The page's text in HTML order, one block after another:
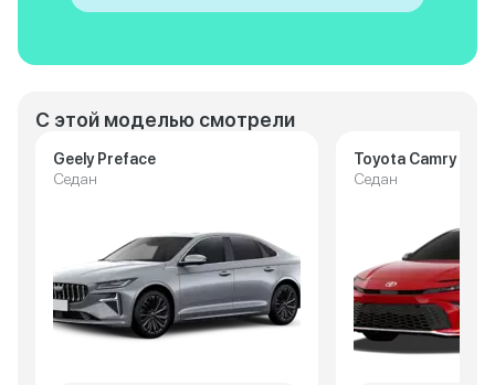
С этой моделью смотрели
Geely Preface
Седан
Toyota Camry
Седан